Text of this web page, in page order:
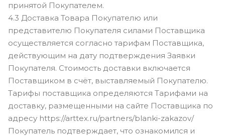
принятой Покупателем.
4.3 Доставка Товара Покупателю или
представителю Покупателя силами Поставщика
осуществляется согласно тарифам Поставщика,
действующим на дату подтверждения Заявки
Покупателя. Стоимость доставки включается
Поставщиком в счёт, выставляемый Покупателю.
Тарифы поставщика определяются Тарифами на
доставку, размещенными на сайте Поставщика по
адресу https://arttex.ru/partners/blanki-zakazov/
Покупатель подтверждает, что ознакомился и